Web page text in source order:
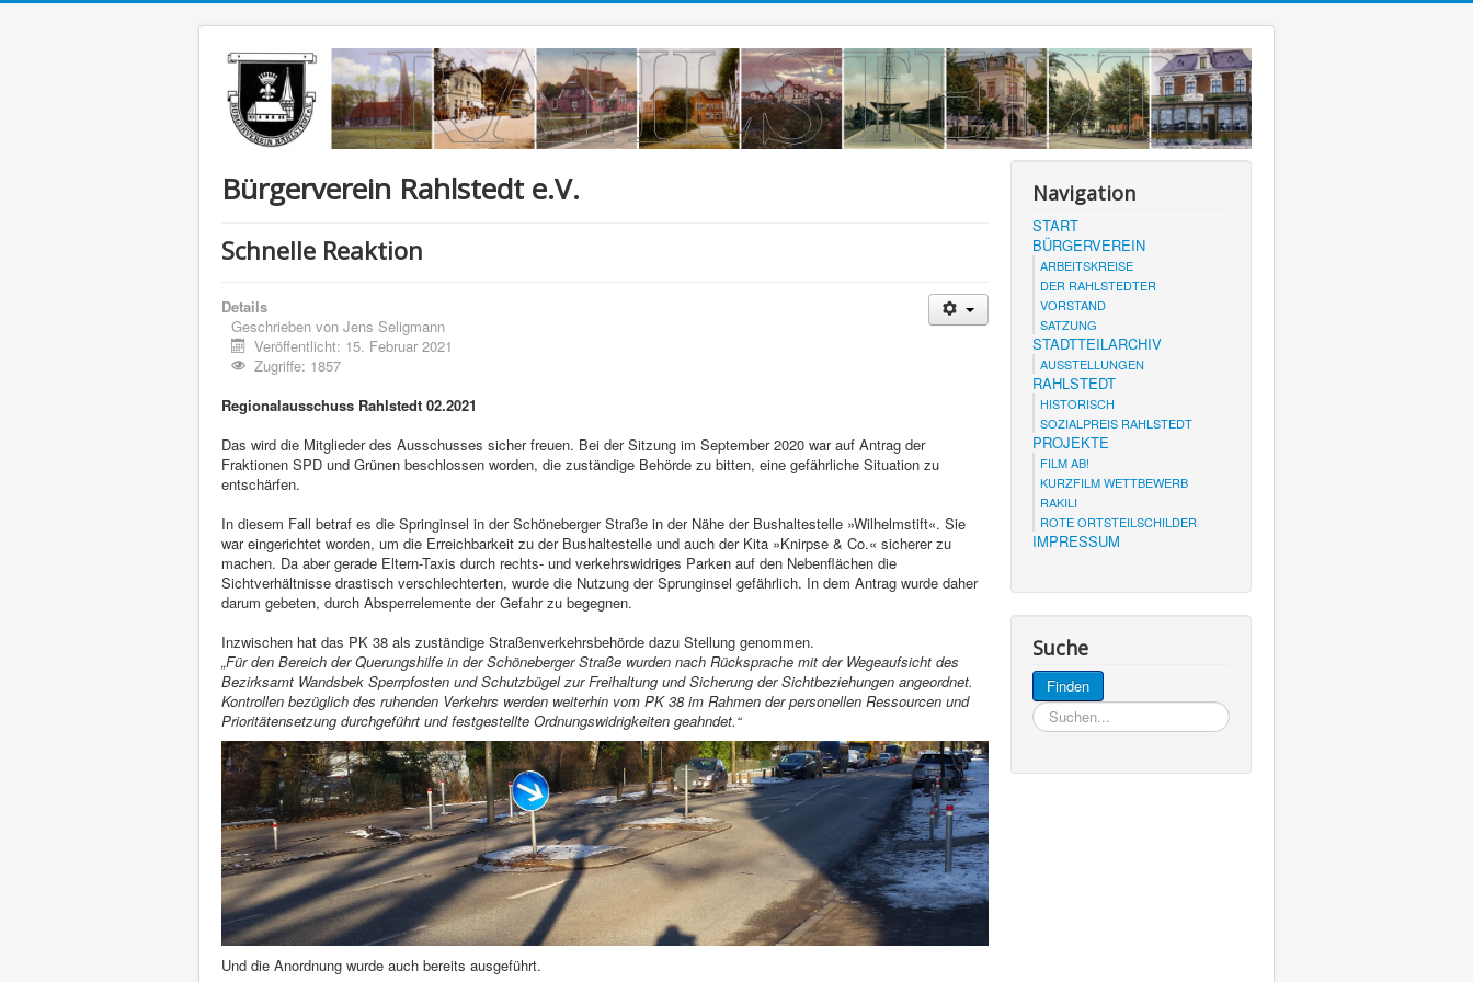
Bürgerverein Rahlstedt e.V.
Schnelle Reaktion
Details
Geschrieben von Jens Seligmann
Veröffentlicht: 15. Februar 2021
Zugriffe: 1857
Regionalausschuss Rahlstedt 02.2021
Das wird die Mitglieder des Ausschusses sicher freuen. Bei der Sitzung im September 2020 war auf Antrag der
Fraktionen SPD und Grünen beschlossen worden, die zuständige Behörde zu bitten, eine gefährliche Situation zu
entschärfen.
In diesem Fall betraf es die Springinsel in der Schöneberger Straße in der Nähe der Bushaltestelle »Wilhelmstift«. Sie
war eingerichtet worden, um die Erreichbarkeit zu der Bushaltestelle und auch der Kita »Knirpse & Co.« sicherer zu
machen. Da aber gerade Eltern-Taxis durch rechts- und verkehrswidriges Parken auf den Nebenflächen die
Sichtverhältnisse drastisch verschlechterten, wurde die Nutzung der Sprunginsel gefährlich. In dem Antrag wurde daher
darum gebeten, durch Absperrelemente der Gefahr zu begegnen.
Inzwischen hat das PK 38 als zuständige Straßenverkehrsbehörde dazu Stellung genommen.
„Für den Bereich der Querungshilfe in der Schöneberger Straße wurden nach Rücksprache mit der Wegeaufsicht des
Bezirksamt Wandsbek Sperrpfosten und Schutzbügel zur Freihaltung und Sicherung der Sichtbeziehungen angeordnet.
Kontrollen bezüglich des ruhenden Verkehrs werden weiterhin vom PK 38 im Rahmen der personellen Ressourcen und
Prioritätensetzung durchgeführt und festgestellte Ordnungswidrigkeiten geahndet.“
Und die Anordnung wurde auch bereits ausgeführt.
Navigation
START
BÜRGERVEREIN
ARBEITSKREISE
DER RAHLSTEDTER
VORSTAND
SATZUNG
STADTTEILARCHIV
AUSSTELLUNGEN
RAHLSTEDT
HISTORISCH
SOZIALPREIS RAHLSTEDT
PROJEKTE
FILM AB!
KURZFILM WETTBEWERB
RAKILI
ROTE ORTSTEILSCHILDER
IMPRESSUM
Suche
Finden